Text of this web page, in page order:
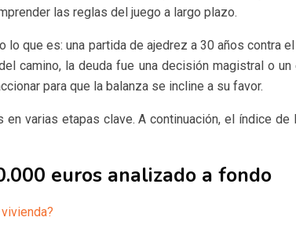
las reglas del juego a largo plazo.
que es: una partida de ajedrez a 30 años contra
camino, la deuda fue una decisión magistral o
para que la balanza se incline a su favor.
varias etapas clave. A continuación, el índice
euros analizado a fondo